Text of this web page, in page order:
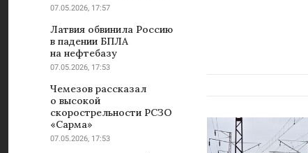
07.05.2026, 17:57
Латвия обвинила Россию
в падении БПЛА
на нефтебазу
07.05.2026, 17:53
Чемезов рассказал
о высокой
скорострельности РСЗО
«Сарма»
07.05.2026, 17:53